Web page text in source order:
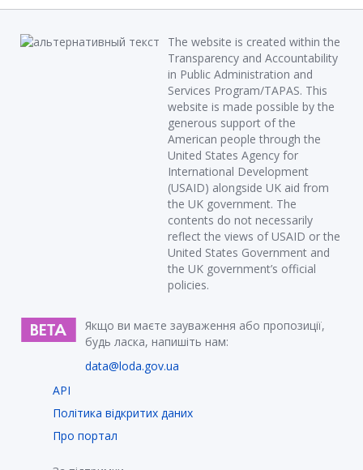
The website is created within the
Transparency and Accountability
in Public Administration and
Services Program/TAPAS. This
website is made possible by the
generous support of the
American people through the
United States Agency for
International Development
(USAID) alongside UK aid from
the UK government. The
contents do not necessarily
reflect the views of USAID or the
United States Government and
the UK government’s official
policies.
Якщо ви маєте зауваження або пропозиції,
будь ласка, напишіть нам:
data@loda.gov.ua
API
Політика відкритих даних
Про портал